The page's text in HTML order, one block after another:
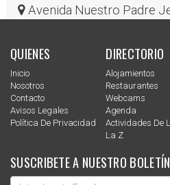
Avenida Nuestro Padre
QUIENES
Inicio
Nosotros
Contacto
Avisos Legales
Política De Privacidad
DIRECTORIO
Alojamientos
Restaurantes
Webcams
Agenda
Actividades De
La Z
SUSCRIBETE A NUESTRO BOLETÍN